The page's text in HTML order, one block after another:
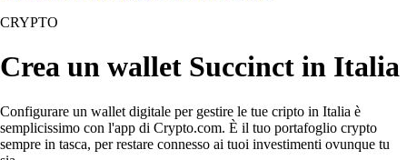
CRYPTO
Crea un wallet Succinct in Italia
Configurare un wallet digitale per gestire le tue cripto in Italia è
semplicissimo con l'app di Crypto.com. È il tuo portafoglio crypto
sempre in tasca, per restare connesso ai tuoi investimenti ovunque tu